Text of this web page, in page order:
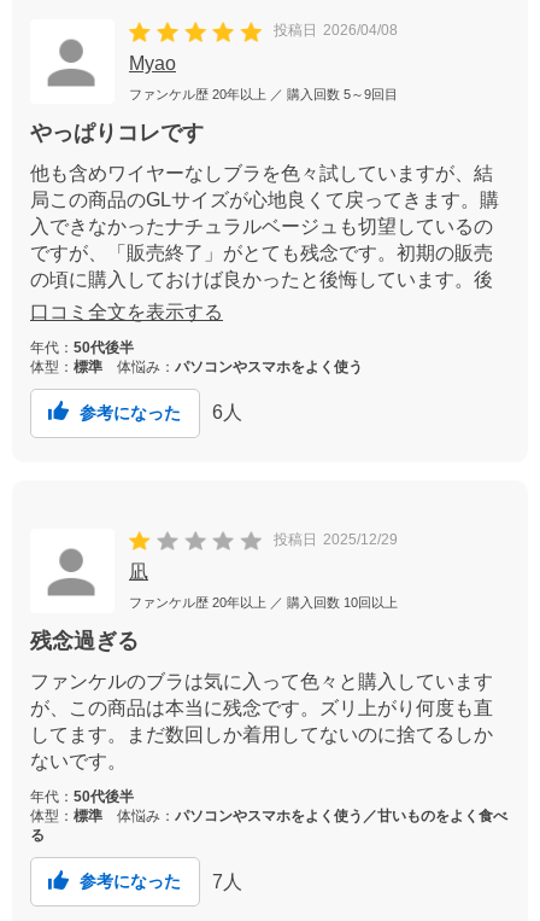
投稿日 2026/04/08
Myao
ファンケル歴 20年以上 ／ 購入回数 5～9回目
やっぱりコレです
他も含めワイヤーなしブラを色々試していますが、結
局この商品のGLサイズが心地良くて戻ってきます。購
入できなかったナチュラルベージュも切望しているの
ですが、「販売終了」がとても残念です。初期の販売
の頃に購入しておけば良かったと後悔しています。後
ろホックなしのかぶり型は、使用を重ねるうちにアン
売終了になってしまうと本当に困ります。
口コミ全文を表示する
年代： 50代後半
体型： 標準 体悩み： パソコンやスマホをよく使う
参考になった 6 人
投稿日 2025/12/29
凪
ファンケル歴 20年以上 ／ 購入回数 10回以上
残念過ぎる
ファンケルのブラは気に入って色々と購入しています
が、この商品は本当に残念です。ズリ上がり何度も直
してます。まだ数回しか着用してないのに捨てるしか
ないです。
年代： 50代後半
体型： 標準 体悩み： パソコンやスマホをよく使う／甘いものをよく食べ
る
参考になった 7 人